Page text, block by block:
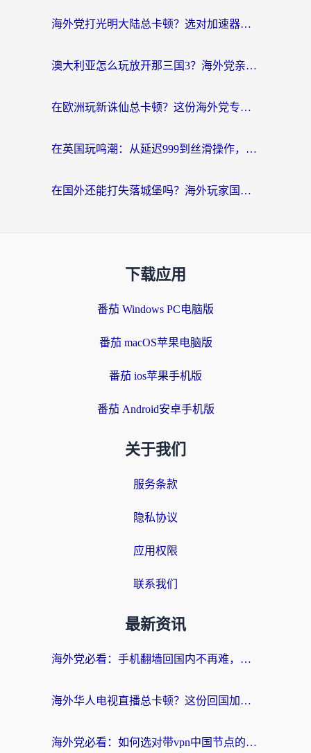
海外党打光明大陆总卡顿？选对加速器才是关键！（附亲测好用的推荐）
澳大利亚怎么玩放开那三国3？海外党亲测有效的国服游戏加速指南
在欧洲玩新诛仙总卡顿？这份海外党专属加速器指南帮你解决延迟难题
在英国玩鸣潮：从延迟999到丝滑操作，我是怎么做到的？
在国外还能打失落城堡吗？海外玩家国服游戏加速终极指南（附北美玩online加速器下载技巧）
下载应用
番茄 Windows PC电脑版
番茄 macOS苹果电脑版
番茄 ios苹果手机版
番茄 Android安卓手机版
关于我们
服务条款
隐私协议
应用权限
联系我们
最新资讯
海外党必看：手机翻墙回国内不再难，一篇搞定无缝访问国内资源指南
海外华人电视直播总卡顿？这份回国加速器选择指南帮你无缝看国内资源
海外党必看：如何选对带vpn中国节点的加速器？无缝访问国内资源全攻略